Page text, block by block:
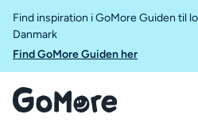
Find inspiration i GoMore Guiden til
Danmark
Find GoMore Guiden her